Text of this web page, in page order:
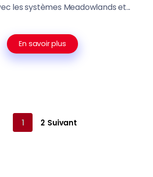
les systèmes Meadowlands et...
En savoir plus
1 2 Suivant